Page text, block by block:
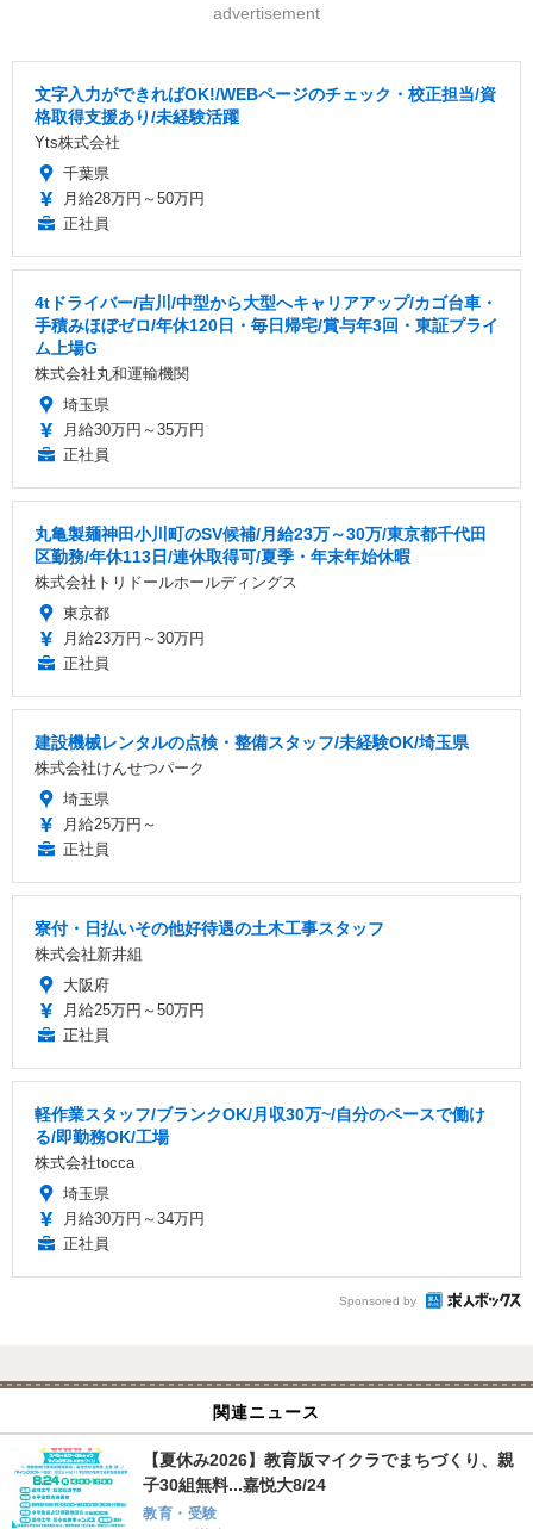
advertisement
文字入力ができればOK!/WEBページのチェック・校正担当/資
格取得支援あり/未経験活躍
Yts株式会社
千葉県
月給28万円～50万円
正社員
4tドライバー/吉川/中型から大型へキャリアアップ/カゴ台車・
手積みほぼゼロ/年休120日・毎日帰宅/賞与年3回・東証プライ
ム上場G
株式会社丸和運輸機関
埼玉県
月給30万円～35万円
正社員
丸亀製麺神田小川町のSV候補/月給23万～30万/東京都千代田
区勤務/年休113日/連休取得可/夏季・年末年始休暇
株式会社トリドールホールディングス
東京都
月給23万円～30万円
正社員
建設機械レンタルの点検・整備スタッフ/未経験OK/埼玉県
株式会社けんせつパーク
埼玉県
月給25万円～
正社員
寮付・日払いその他好待遇の土木工事スタッフ
株式会社新井組
大阪府
月給25万円～50万円
正社員
軽作業スタッフ/ブランクOK/月収30万~/自分のペースで働け
る/即勤務OK/工場
株式会社tocca
埼玉県
月給30万円～34万円
正社員
Sponsored by
関連ニュース
【夏休み2026】教育版マイクラでまちづくり、親
子30組無料...嘉悦大8/24
教育・受験